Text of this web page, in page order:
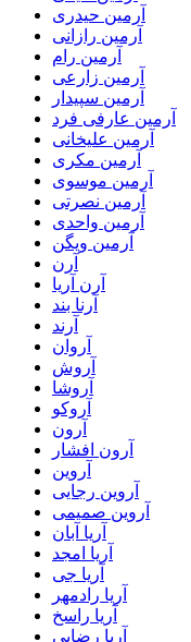
آرمین حیدری
آرمین رازانی
آرمین رام
آرمین زارعی
آرمین سپیدار
آرمین عارفی فرد
آرمین علیخانی
آرمین مکری
آرمین موسوی
آرمین نصرتی
آرمین واحدی
آرمین ویگن
آرن
آرن آریا
آرنا بند
آرند
آروان
آروش
آروشا
آروکو
آرون
آرون افشار
آروین
آروین رجایی
آروین صمیمی
آریا آبان
آریا امجد
آریا جی
آریا رادمهر
آریا راسخ
آریا رضایی